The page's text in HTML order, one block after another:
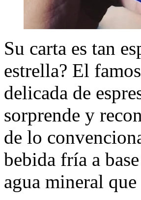
Su carta es tan
estrella? El
delicada de
sorprende y
de lo
bebida fría a
agua mineral